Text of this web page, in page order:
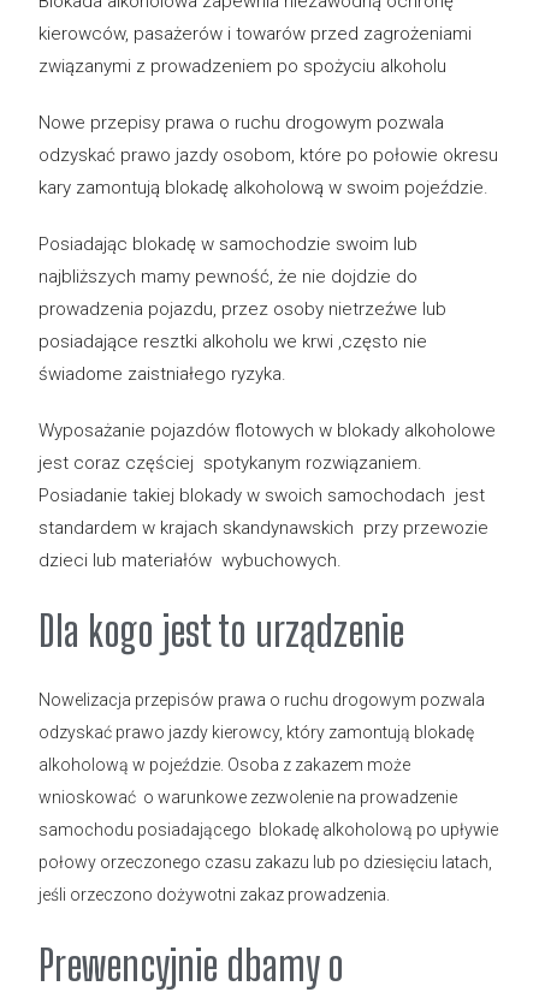
kierowców, pasażerów i towarów przed zagrożeniami
związanymi z prowadzeniem po spożyciu alkoholu
Nowe przepisy prawa o ruchu drogowym pozwala
odzyskać prawo jazdy osobom, które po połowie okresu
kary zamontują blokadę alkoholową w swoim pojeździe.
Posiadając blokadę w samochodzie swoim lub
najbliższych mamy pewność, że nie dojdzie do
prowadzenia pojazdu, przez osoby nietrzeźwe lub
posiadające resztki alkoholu we krwi ,często nie
świadome zaistniałego ryzyka.
Wyposażanie pojazdów flotowych w blokady alkoholowe
jest coraz częściej spotykanym rozwiązaniem.
Posiadanie takiej blokady w swoich samochodach jest
standardem w krajach skandynawskich przy przewozie
dzieci lub materiałów wybuchowych.
Dla kogo jest to urządzenie
Nowelizacja przepisów prawa o ruchu drogowym pozwala
odzyskać prawo jazdy kierowcy, który zamontują blokadę
alkoholową w pojeździe. Osoba z zakazem może
wnioskować o warunkowe zezwolenie na prowadzenie
samochodu posiadającego blokadę alkoholową po upływie
połowy orzeczonego czasu zakazu lub po dziesięciu latach,
jeśli orzeczono dożywotni zakaz prowadzenia.
Prewencyjnie dbamy o